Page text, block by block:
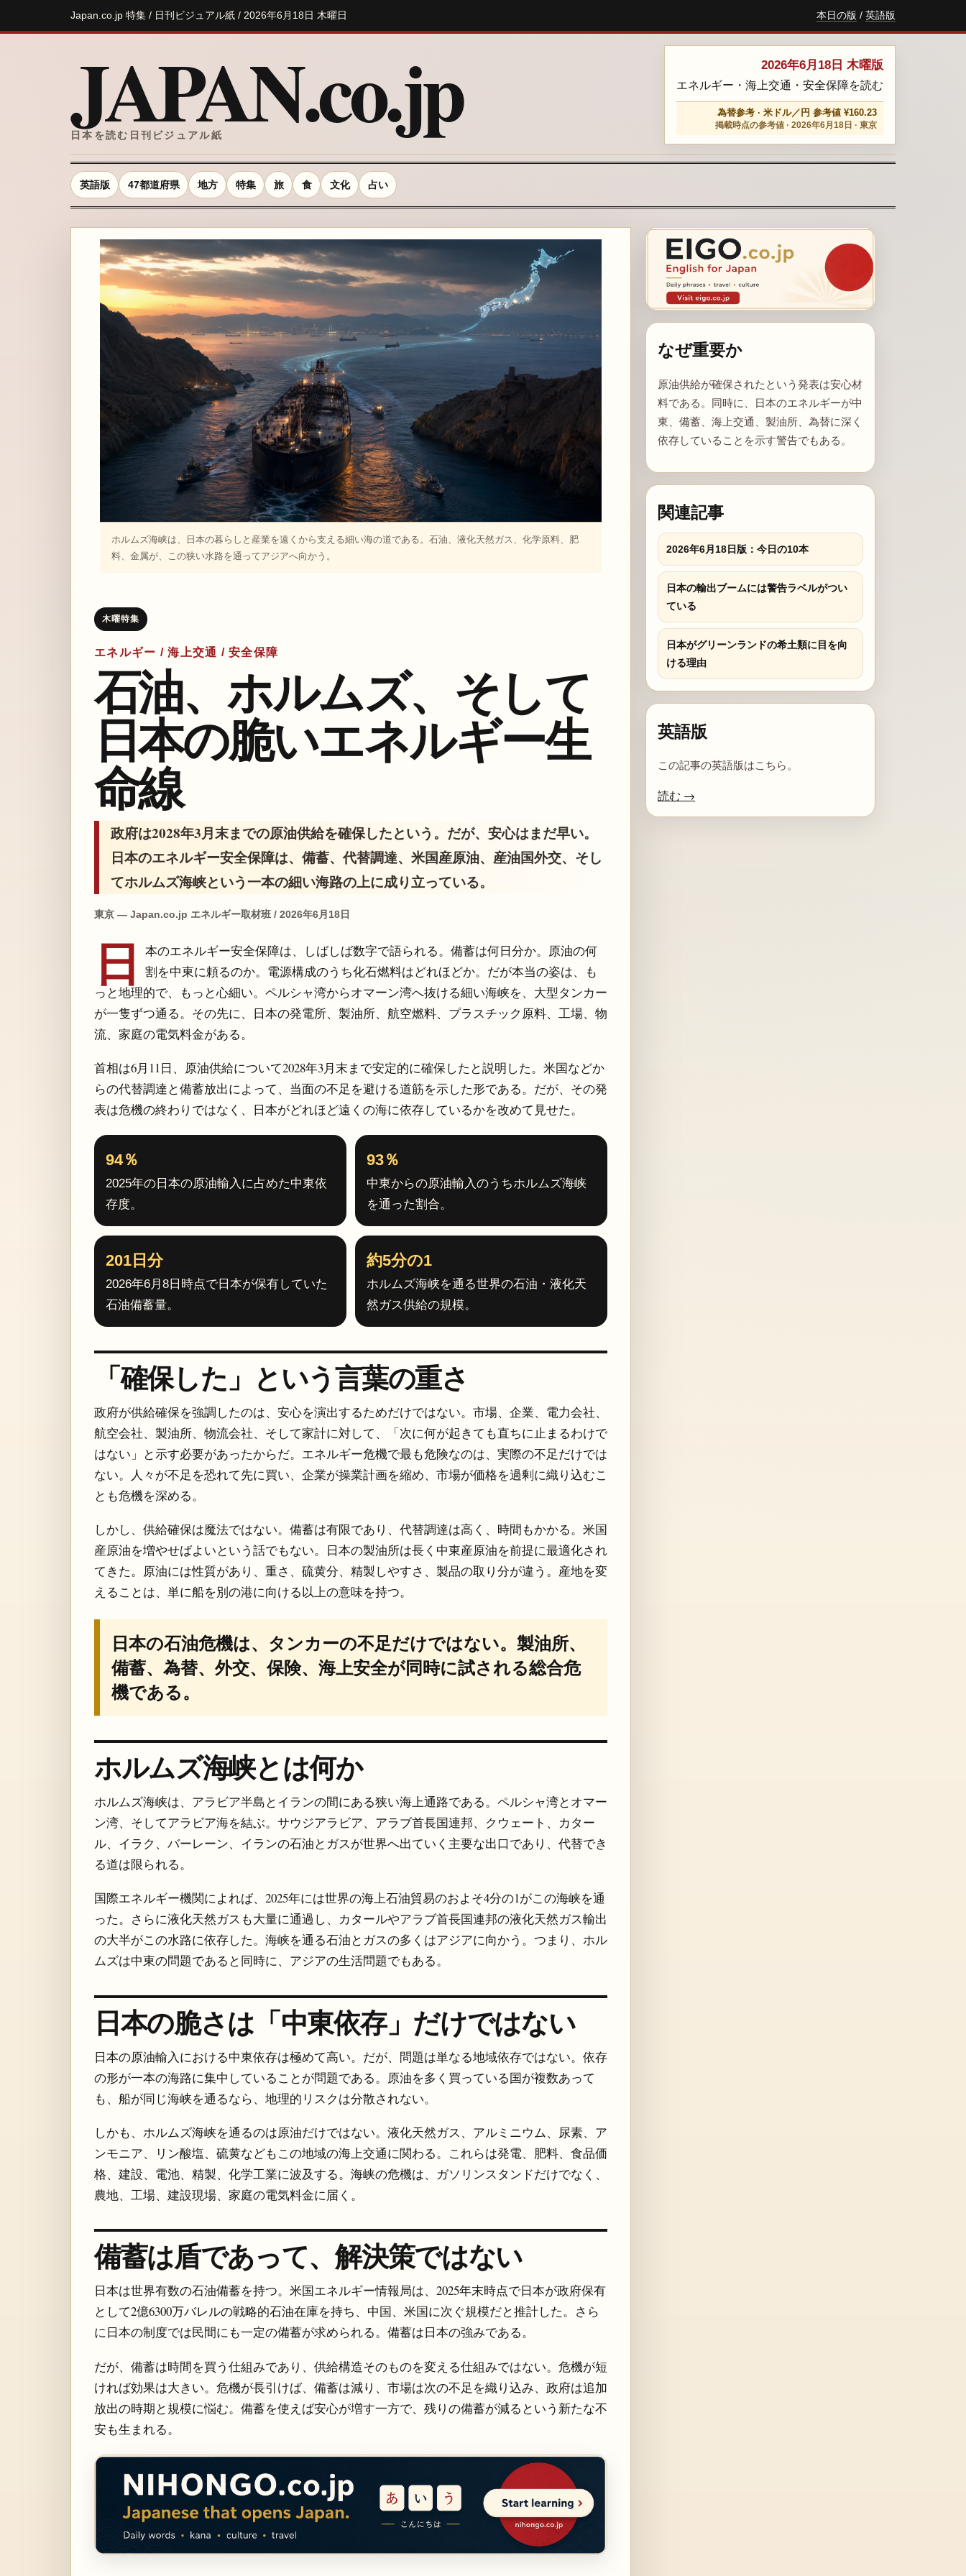
Japan.co.jp 特集 / 日刊ビジュアル紙 / 2026年6月18日 木曜日 本日の版 / 英語版
JAPAN.co.jp
日本を読む日刊ビジュアル紙
2026年6月18日 木曜版
エネルギー・海上交通・安全保障を読む
為替参考 · 米ドル／円 参考値 ¥160.23
掲載時点の参考値 · 2026年6月18日 · 東京
英語版 47都道府県 地方 特集 旅 食 文化 占い
ホルムズ海峡は、日本の暮らしと産業を遠くから支える細い海の道である。石油、液化天然ガス、化学原料、肥
料、金属が、この狭い水路を通ってアジアへ向かう。
木曜特集
エネルギー / 海上交通 / 安全保障
石油、ホルムズ、そして
日本の脆いエネルギー生
命線
政府は2028年3月末までの原油供給を確保したという。だが、安心はまだ早い。
日本のエネルギー安全保障は、備蓄、代替調達、米国産原油、産油国外交、そし
てホルムズ海峡という一本の細い海路の上に成り立っている。
東京 — Japan.co.jp エネルギー取材班 / 2026年6月18日
日
本のエネルギー安全保障は、しばしば数字で語られる。備蓄は何日分か。原油の何
割を中東に頼るのか。電源構成のうち化石燃料はどれほどか。だが本当の姿は、も
っと地理的で、もっと心細い。ペルシャ湾からオマーン湾へ抜ける細い海峡を、大型タンカー
が一隻ずつ通る。その先に、日本の発電所、製油所、航空燃料、プラスチック原料、工場、物
流、家庭の電気料金がある。
首相は6月11日、原油供給について2028年3月末まで安定的に確保したと説明した。米国などか
らの代替調達と備蓄放出によって、当面の不足を避ける道筋を示した形である。だが、その発
表は危機の終わりではなく、日本がどれほど遠くの海に依存しているかを改めて見せた。
94％
2025年の日本の原油輸入に占めた中東依
存度。
93％
中東からの原油輸入のうちホルムズ海峡
を通った割合。
201日分
2026年6月8日時点で日本が保有していた
石油備蓄量。
約5分の1
ホルムズ海峡を通る世界の石油・液化天
然ガス供給の規模。
「確保した」という言葉の重さ
政府が供給確保を強調したのは、安心を演出するためだけではない。市場、企業、電力会社、
航空会社、製油所、物流会社、そして家計に対して、「次に何が起きても直ちに止まるわけで
はない」と示す必要があったからだ。エネルギー危機で最も危険なのは、実際の不足だけでは
ない。人々が不足を恐れて先に買い、企業が操業計画を縮め、市場が価格を過剰に織り込むこ
とも危機を深める。
しかし、供給確保は魔法ではない。備蓄は有限であり、代替調達は高く、時間もかかる。米国
産原油を増やせばよいという話でもない。日本の製油所は長く中東産原油を前提に最適化され
てきた。原油には性質があり、重さ、硫黄分、精製しやすさ、製品の取り分が違う。産地を変
えることは、単に船を別の港に向ける以上の意味を持つ。
日本の石油危機は、タンカーの不足だけではない。製油所、
備蓄、為替、外交、保険、海上安全が同時に試される総合危
機である。
ホルムズ海峡とは何か
ホルムズ海峡は、アラビア半島とイランの間にある狭い海上通路である。ペルシャ湾とオマー
ン湾、そしてアラビア海を結ぶ。サウジアラビア、アラブ首長国連邦、クウェート、カター
ル、イラク、バーレーン、イランの石油とガスが世界へ出ていく主要な出口であり、代替でき
る道は限られる。
国際エネルギー機関によれば、2025年には世界の海上石油貿易のおよそ4分の1がこの海峡を通
った。さらに液化天然ガスも大量に通過し、カタールやアラブ首長国連邦の液化天然ガス輸出
の大半がこの水路に依存した。海峡を通る石油とガスの多くはアジアに向かう。つまり、ホル
ムズは中東の問題であると同時に、アジアの生活問題でもある。
日本の脆さは「中東依存」だけではない
日本の原油輸入における中東依存は極めて高い。だが、問題は単なる地域依存ではない。依存
の形が一本の海路に集中していることが問題である。原油を多く買っている国が複数あって
も、船が同じ海峡を通るなら、地理的リスクは分散されない。
しかも、ホルムズ海峡を通るのは原油だけではない。液化天然ガス、アルミニウム、尿素、ア
ンモニア、リン酸塩、硫黄などもこの地域の海上交通に関わる。これらは発電、肥料、食品価
格、建設、電池、精製、化学工業に波及する。海峡の危機は、ガソリンスタンドだけでなく、
農地、工場、建設現場、家庭の電気料金に届く。
備蓄は盾であって、解決策ではない
日本は世界有数の石油備蓄を持つ。米国エネルギー情報局は、2025年末時点で日本が政府保有
として2億6300万バレルの戦略的石油在庫を持ち、中国、米国に次ぐ規模だと推計した。さら
に日本の制度では民間にも一定の備蓄が求められる。備蓄は日本の強みである。
だが、備蓄は時間を買う仕組みであり、供給構造そのものを変える仕組みではない。危機が短
ければ効果は大きい。危機が長引けば、備蓄は減り、市場は次の不足を織り込み、政府は追加
放出の時期と規模に悩む。備蓄を使えば安心が増す一方で、残りの備蓄が減るという新たな不
安も生まれる。
なぜ重要か
原油供給が確保されたという発表は安心材
料である。同時に、日本のエネルギーが中
東、備蓄、海上交通、製油所、為替に深く
依存していることを示す警告でもある。
関連記事
2026年6月18日版：今日の10本
日本の輸出ブームには警告ラベルがつい
ている
日本がグリーンランドの希土類に目を向
ける理由
英語版
この記事の英語版はこちら。
読む →